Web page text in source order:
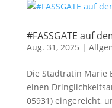
#FASSGATE auf
Aug. 31, 2025 |
Die Stadträtin Marie
einen
05931) eingereicht,